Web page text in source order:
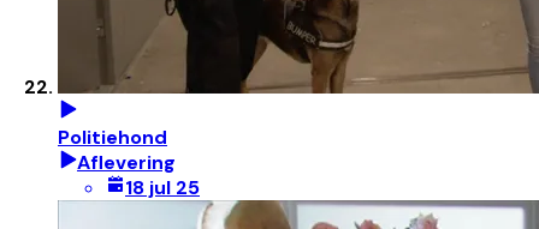
Politiehond
Aflevering
18 jul 25